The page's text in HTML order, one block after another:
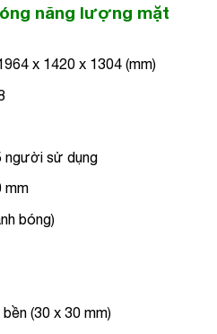
năng lượng mặt
x 1420 x 1304 (mm)
người sử dụng
mm
bóng)
(30 x 30 mm)